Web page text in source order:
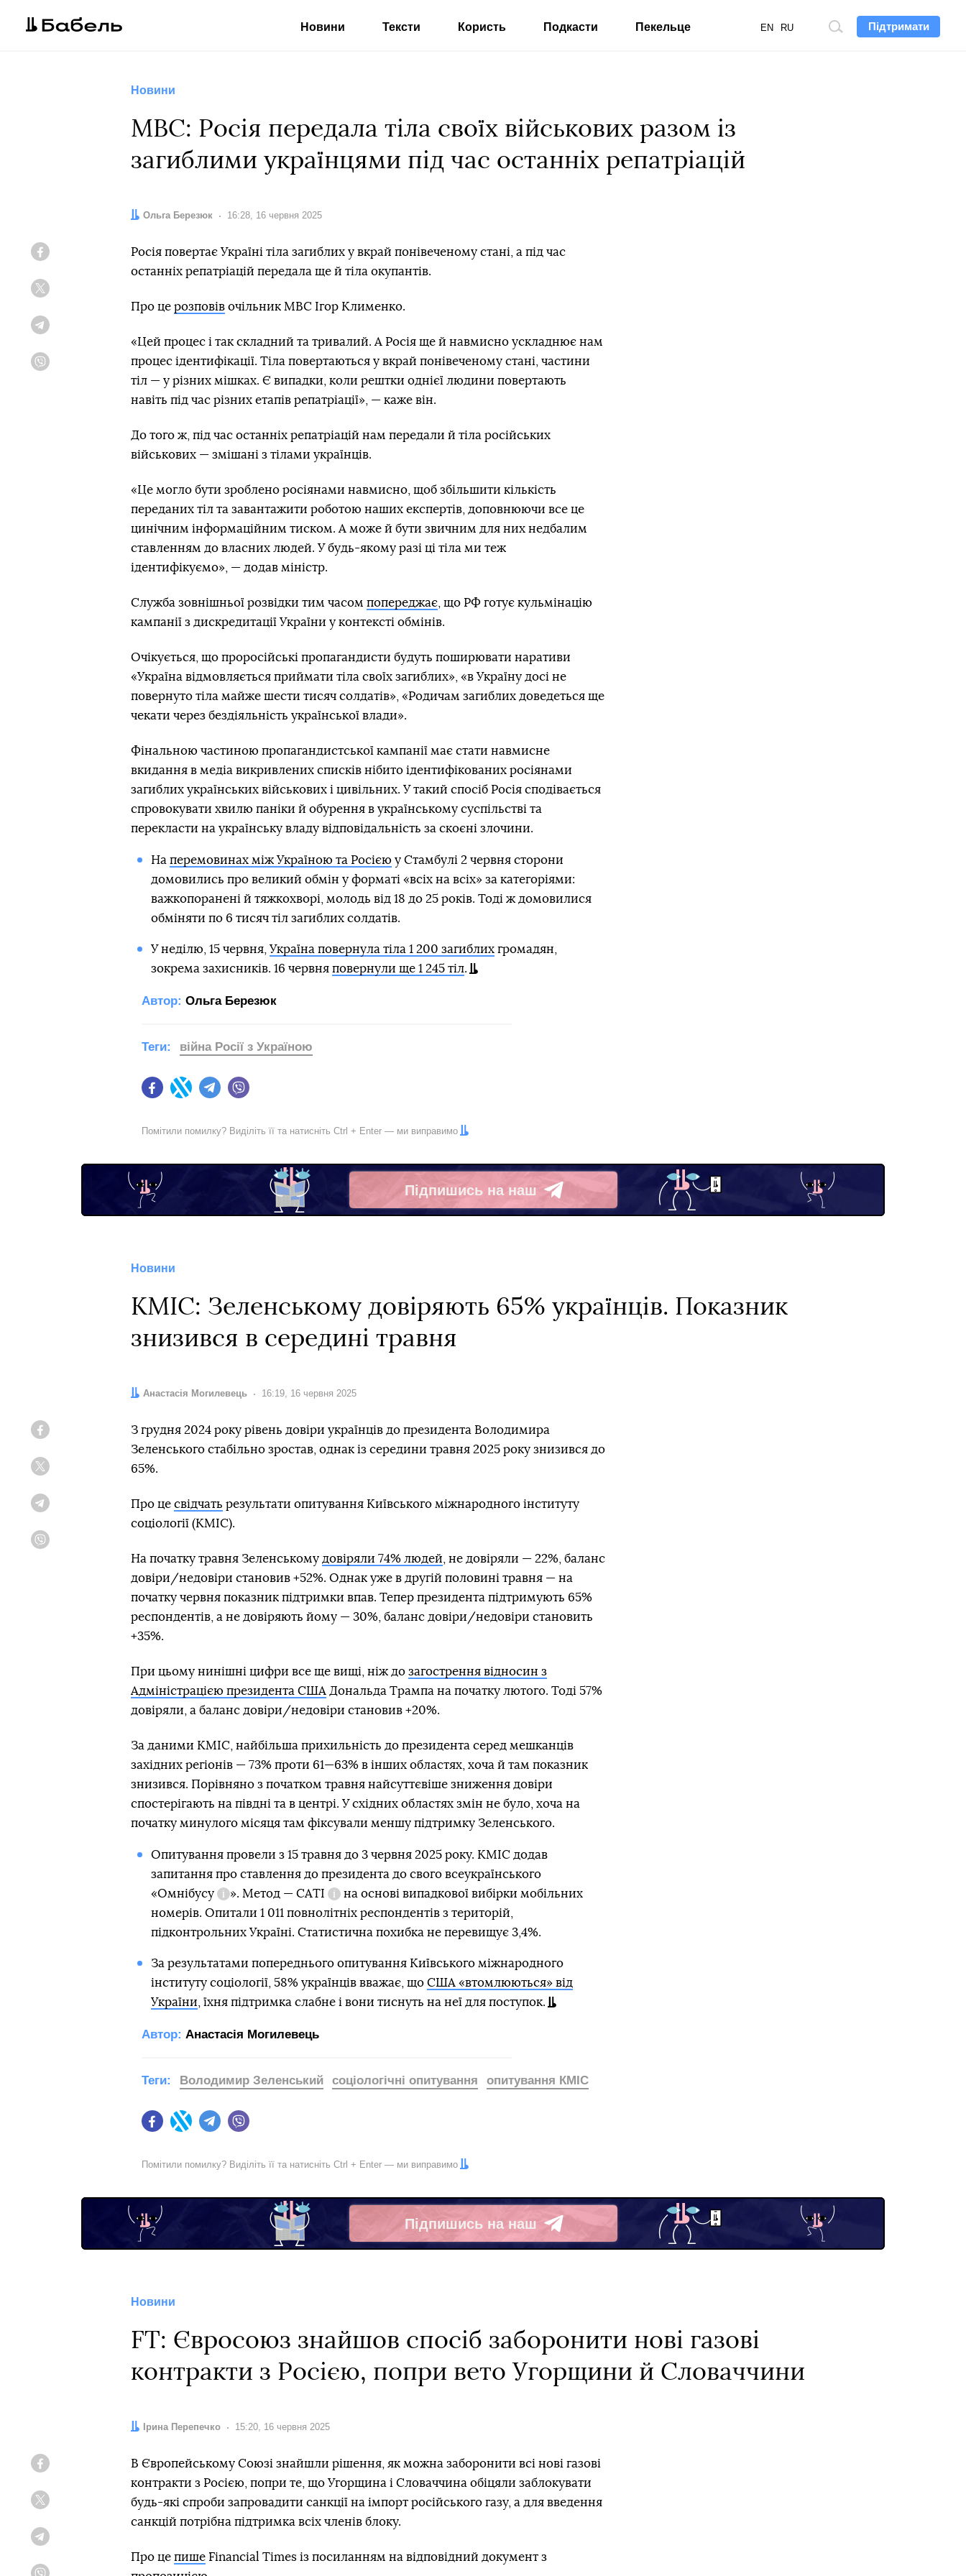
Підтримати
Пошук
EN RU
Новини Тексти Користь Подкасти Пекельце
Новини
МВС: Росія передала тіла своїх військових разом із
загиблими українцями під час останніх репатріацій
Автор:
Ольга Березюк Дата:
16:28, 16 червня 2025
Росія повертає Україні тіла загиблих у вкрай понівеченому стані, а під час
останніх репатріацій передала ще й тіла окупантів.
Про це розповів очільник МВС Ігор Клименко.
«Цей процес і так складний та тривалий. А Росія ще й навмисно ускладнює нам
процес ідентифікації. Тіла повертаються у вкрай понівеченому стані, частини
тіл — у різних мішках. Є випадки, коли рештки однієї людини повертають
навіть під час різних етапів репатріації», — каже він.
До того ж, під час останніх репатріацій нам передали й тіла російських
військових — змішані з тілами українців.
«Це могло бути зроблено росіянами навмисно, щоб збільшити кількість
переданих тіл та завантажити роботою наших експертів, доповнюючи все це
цинічним інформаційним тиском. А може й бути звичним для них недбалим
ставленням до власних людей. У будь-якому разі ці тіла ми теж
ідентифікуємо», — додав міністр.
Служба зовнішньої розвідки тим часом попереджає , що РФ готує кульмінацію
кампанії з дискредитації України у контексті обмінів.
Очікується, що проросійські пропагандисти будуть поширювати наративи
«Україна відмовляється приймати тіла своїх загиблих», «в Україну досі не
повернуто тіла майже шести тисяч солдатів», «Родичам загиблих доведеться ще
чекати через бездіяльність української влади».
Фінальною частиною пропагандистської кампанії має стати навмисне
вкидання в медіа викривлених списків нібито ідентифікованих росіянами
загиблих українських військових і цивільних. У такий спосіб Росія сподівається
спровокувати хвилю паніки й обурення в українському суспільстві та
перекласти на українську владу відповідальність за скоєні злочини.
На перемовинах між Україною та Росієюу Стамбулі 2 червня сторони
домовились про великий обмін у форматі «всіх на всіх» за категоріями:
важкопоранені й тяжкохворі, молодь від 18 до 25 років. Тоді ж домовилися
обміняти по 6 тисяч тіл загиблих солдатів.
У неділю, 15 червня, Україна повернула тіла 1 200 загиблихгромадян,
зокрема захисників. 16 червня повернули ще 1 245 тіл.
Автор: Ольга Березюк
FacebookTwitter Telegram
Теги: війна Росії з Україною
Помітили помилку? Виділіть її та натисніть Ctrl + Enter — ми виправимо
Підпишись на наш
Telegram
Новини
КМІС: Зеленському довіряють 65% українців. Показник
знизився в середині травня
Автор:
Анастасія Могилевець Дата:
16:19, 16 червня 2025
З грудня 2024 року рівень довіри українців до президента Володимира
Зеленського стабільно зростав, однак із середини травня 2025 року знизився до
65%.
Про це свідчать результати опитування Київського міжнародного інституту
соціології (КМІС).
На початку травня Зеленському довіряли 74% людей , не довіряли — 22%, баланс
довіри/недовіри становив +52%. Однак уже в другій половині травня — на
початку червня показник підтримки впав. Тепер президента підтримують 65%
респондентів, а не довіряють йому — 30%, баланс довіри/недовіри становить
+35%.
При цьому нинішні цифри все ще вищі, ніж до загострення відносин з
Адміністрацією президента США Дональда Трампа на початку лютого. Тоді 57%
довіряли, а баланс довіри/недовіри становив +20%.
За даними КМІС, найбільша прихильність до президента серед мешканців
західних регіонів — 73% проти 61—63% в інших областях, хоча й там показник
знизився. Порівняно з початком травня найсуттєвіше зниження довіри
спостерігають на півдні та в центрі. У східних областях змін не було, хоча на
початку минулого місяця там фіксували меншу підтримку Зеленського.
Опитування провели з 15 травня до 3 червня 2025 року. КМІС додав
запитання про ставлення до президента до свого всеукраїнського
«Омнібусу
Довідка
». Метод — CATI
Довідка
на основі випадкової вибірки мобільних
номерів. Опитали 1 011 повнолітніх респондентів з територій,
підконтрольних Україні. Статистична похибка не перевищує 3,4%.
За результатами попереднього опитування Київського міжнародного
інституту соціології, 58% українців вважає, що США «втомлюються» від
України , їхня підтримка слабне і вони тиснуть на неї для поступок.
Автор: Анастасія Могилевець
FacebookTwitter Telegram
Теги: Володимир Зеленський соціологічні опитування опитування КМІС
Помітили помилку? Виділіть її та натисніть Ctrl + Enter — ми виправимо
Підпишись на наш
Telegram
Новини
FT: Євросоюз знайшов спосіб заборонити нові газові
контракти з Росією, попри вето Угорщини й Словаччини
Автор:
Ірина Перепечко Дата:
15:20, 16 червня 2025
В Європейському Союзі знайшли рішення, як можна заборонити всі нові газові
контракти з Росією, попри те, що Угорщина і Словаччина обіцяли заблокувати
будь-які спроби запровадити санкції на імпорт російського газу, а для введення
санкцій потрібна підтримка всіх членів блоку.
Про це пише Financial Times із посиланням на відповідний документ з